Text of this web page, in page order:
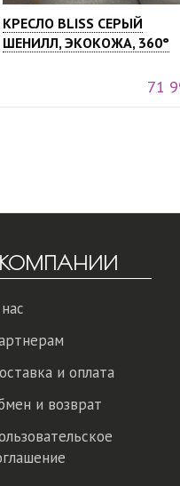
КРЕСЛО BLISS СЕРЫЙ
ШЕНИЛЛ, ЭКОКОЖА, 360°
71
и оплата
и возврат